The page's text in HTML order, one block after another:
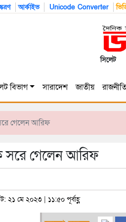
আর্কাইভ Unicode Converter
সিলেট
বিভাগ সারাদেশ জাতীয়
গেলেন আরিফ
সরে গেলেন আরিফ
২১ মে ২০২৩ | ১১:৫০ পূর্বাহ্ণ